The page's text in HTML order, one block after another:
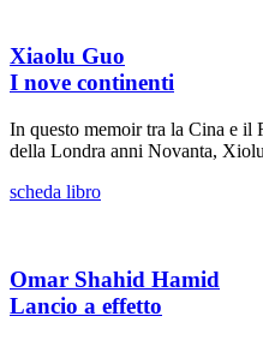
Xiaolu Guo
I nove continenti
In questo memoir tra la Cina e il
della Londra anni Novanta,
scheda libro
Omar Shahid Hamid
Lancio a effetto